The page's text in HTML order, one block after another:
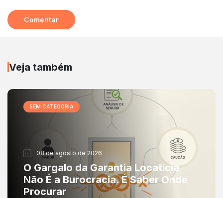
Veja também
SEM CATEGORIA
08 de agosto de 2026
O Gargalo da Garantia Locatícia
Não É a Burocracia. É Saber Onde
Procurar